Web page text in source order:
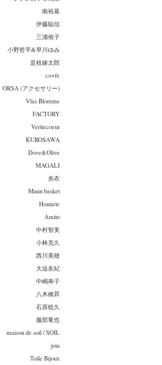
南裕基
伊藤聡信
三浦侑子
小野哲平&早川ゆみ
是枝錬太郎
co+fe
ORSA (アクセサリー)
Vlas Blomme
FACTORY
Veritecoeur
KUROSAWA
Dove&Olive
MAGALI
糸衣
Muun basket
Honnete
Amito
中村智美
小林克久
西川美穂
大迫友紀
中嶋寿子
八木橋昇
石原稔久
服部竜也
maison de soil / SOIL
joia
Toile Bijoux